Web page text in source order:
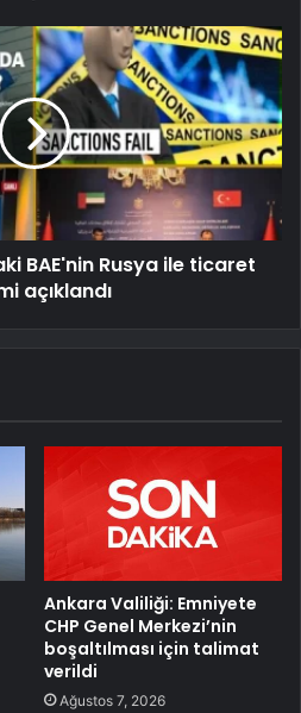
BAE'nin Rusya ile ticaret
açıklandı
Ankara Valiliği: Emniyete
CHP Genel Merkezi’nin
boşaltılması için talimat
verildi
Ağustos 7, 2026